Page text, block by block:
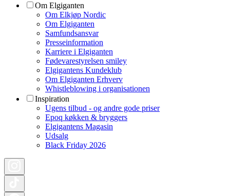
Om Elgiganten
Om Elkjøp Nordic
Om Elgiganten
Samfundsansvar
Presseinformation
Karriere i Elgiganten
Fødevarestyrelsen smiley
Elgigantens Kundeklub
Om Elgiganten Erhverv
Whistleblowing i organisationen
Inspiration
Ugens tilbud - og andre gode priser
Epoq køkken & bryggers
Elgigantens Magasin
Udsalg
Black Friday 2026